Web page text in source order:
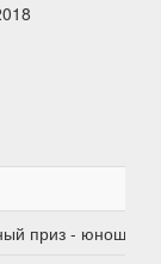
приз - юноши